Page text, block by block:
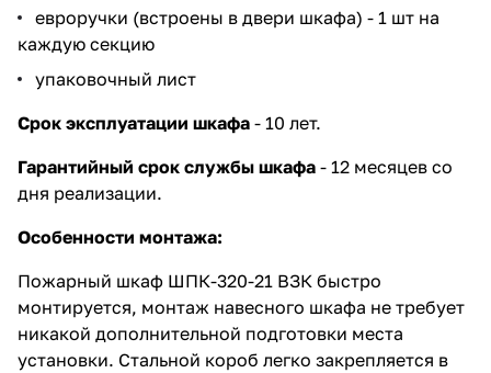
евроручки (встроены в двери шкафа) - 1 шт на
каждую секцию
упаковочный лист
Срок эксплуатации шкафа - 10 лет.
Гарантийный срок службы шкафа - 12 месяцев со
дня реализации.
Особенности монтажа:
Пожарный шкаф ШПК-320-21 ВЗК быстро
монтируется, монтаж навесного шкафа не требует
никакой дополнительной подготовки места
установки. Стальной короб легко закрепляется в